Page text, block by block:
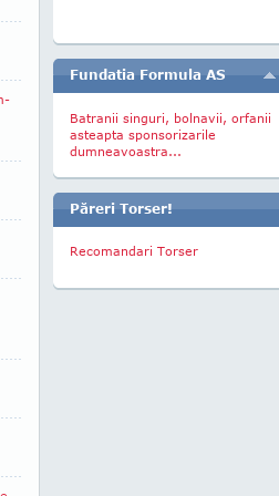
Fundatia Formula AS
Batranii singuri, bolnavii, orfanii
asteapta sponsorizarile
dumneavoastra...
Păreri Torser!
Recomandari Torser